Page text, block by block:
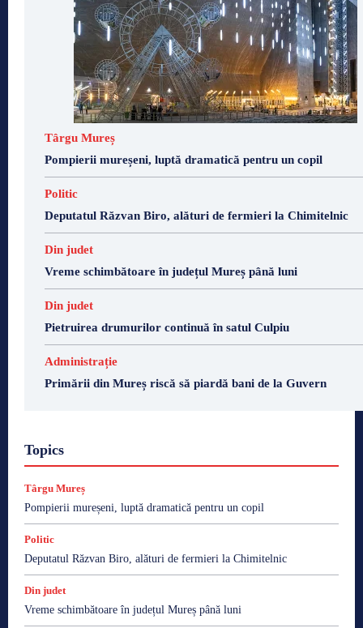
Târgu Mureș
Pompierii mureșeni, luptă dramatică pentru un copil
Politic
Deputatul Răzvan Biro, alături de fermieri la Chimitelnic
Din judet
Vreme schimbătoare în județul Mureș până luni
Din judet
Pietruirea drumurilor continuă în satul Culpiu
Administrație
Primării din Mureș riscă să piardă bani de la Guvern
Topics
Târgu Mureș
Pompierii mureșeni, luptă dramatică pentru un copil
Politic
Deputatul Răzvan Biro, alături de fermieri la Chimitelnic
Din judet
Vreme schimbătoare în județul Mureș până luni